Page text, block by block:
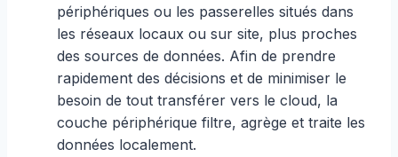
périphériques ou les passerelles situés dans
les réseaux locaux ou sur site, plus proches
des sources de données. Afin de prendre
rapidement des décisions et de minimiser le
besoin de tout transférer vers le cloud, la
couche périphérique filtre, agrège et traite les
données localement.